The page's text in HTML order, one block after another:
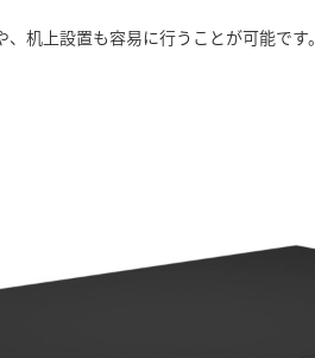
机上設置も容易に行うことが可能です。